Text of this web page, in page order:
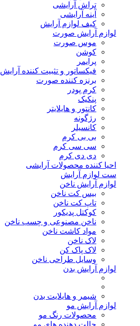
تراش آرایشی
آینه آرایشی
کیف لوازم آرایش
لوازم آرایش صورت
موس صورت
کوشن
پرایمر
فیکساتور و تثبیت کننده آرایش
برنزه کننده صورت
کرم پودر
پنکیک
کانتور و هایلایتر
رژگونه
کانسیلر
بی بی کرم
سی سی کرم
دی دی کرم
احیا کننده محصولات آرایشی
ست لوازم آرایش
لوازم آرایش ناخن
بیس کت ناخن
تاپ کت ناخن
کوکتل پدیکور
ناخن مصنوعی و چسب ناخن
مواد کاشت ناخن
لاک ناخن
لاک پاک کن
وسایل طراحی ناخن
لوازم آرایش بدن
شیمر و هایلایت بدن
لوازم آرایش مو
محصولات رنگ مو
حالت دهنده های مو